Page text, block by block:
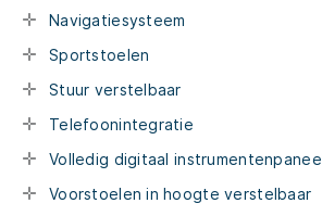
Navigatiesysteem
Sportstoelen
Stuur verstelbaar
Telefoonintegratie
Volledig digitaal instrumentenpaneel
Voorstoelen in hoogte verstelbaar